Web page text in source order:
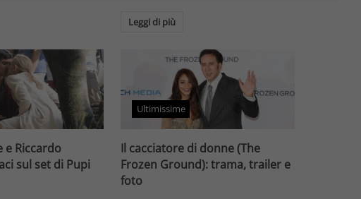
Leggi di più
e Riccardo
sul set di Pupi
Ultimissime
Il cacciatore di donne (The
Frozen Ground): trama, trailer e
foto